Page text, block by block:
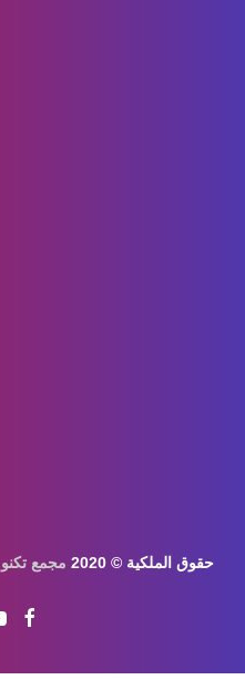
حقوق الملكية © 2020 مجمع تكنو